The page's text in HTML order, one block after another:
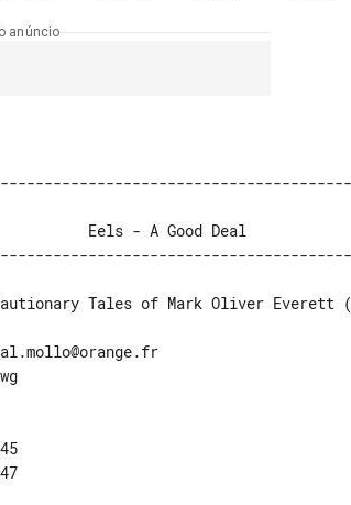
anúncio
Tales of Mark Oliver Everett